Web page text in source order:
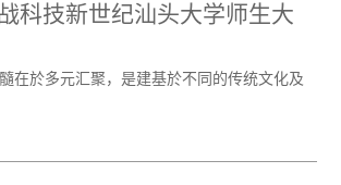
科技新世纪汕头大学师生大
在於多元汇聚，是建基於不同的传统文化及